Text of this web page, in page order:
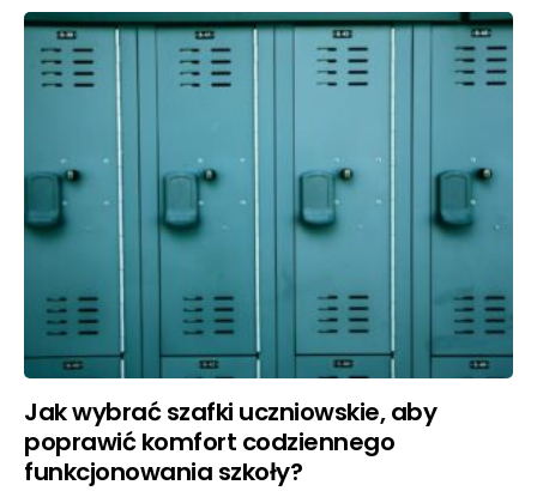
Jak wybrać szafki uczniowskie, aby
poprawić komfort codziennego
funkcjonowania szkoły?